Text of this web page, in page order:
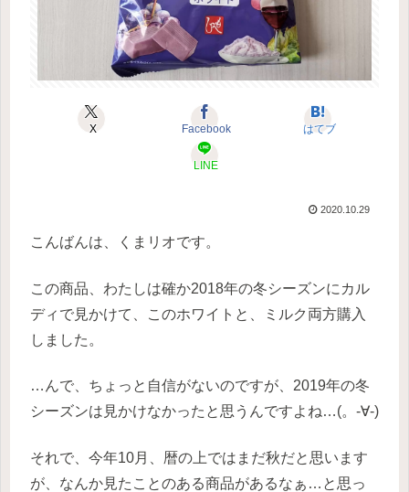
X Facebook はてブ
LINE
2020.10.29
こんばんは、くまリオです。
この商品、わたしは確か2018年の冬シーズンにカル
ディで見かけて、このホワイトと、ミルク両方購入
しました。
…んで、ちょっと自信がないのですが、2019年の冬
シーズンは見かけなかったと思うんですよね…(。-∀-)
それで、今年10月、暦の上ではまだ秋だと思います
が、なんか見たことのある商品があるなぁ…と思っ